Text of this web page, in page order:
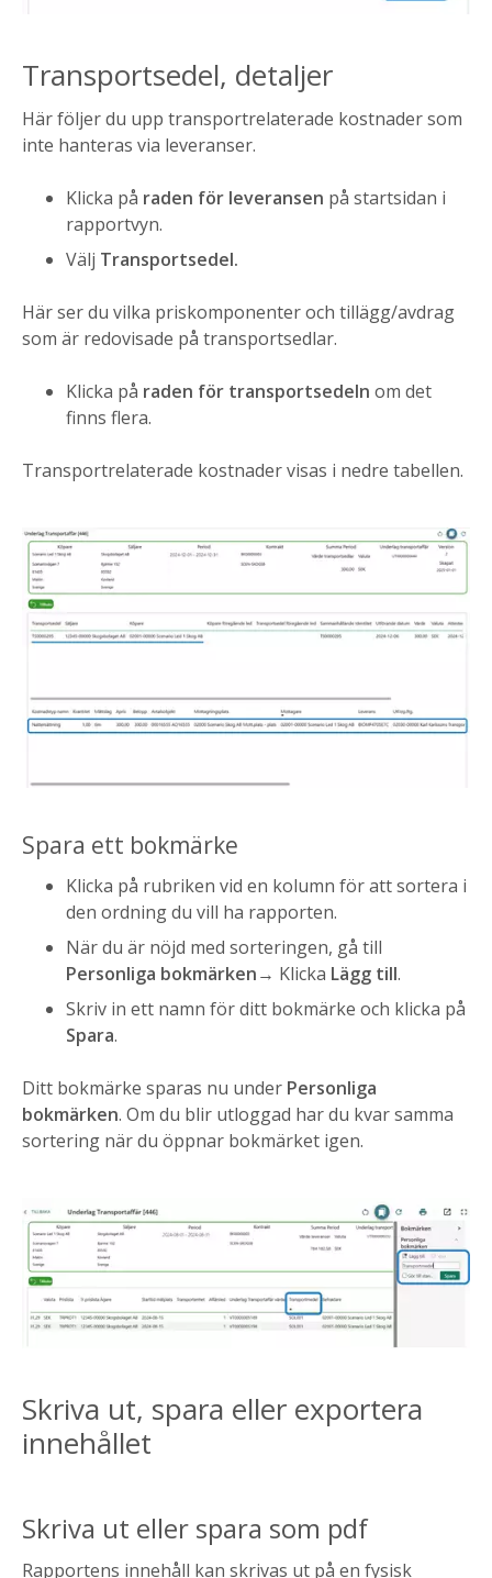
Transportsedel, detaljer
Här följer du upp transportrelaterade kostnader som
inte hanteras via leveranser.
Klicka på raden för leveransen på startsidan i
rapportvyn.
Välj Transportsedel.
Här ser du vilka priskomponenter och tillägg/avdrag
som är redovisade på transportsedlar.
Klicka på raden för transportsedeln om det
finns flera.
Transportrelaterade kostnader visas i nedre tabellen.
Spara ett bokmärke
Klicka på rubriken vid en kolumn för att sortera i
den ordning du vill ha rapporten.
När du är nöjd med sorteringen, gå till
Personliga bokmärken→ Klicka Lägg till.
Skriv in ett namn för ditt bokmärke och klicka på
Spara.
Ditt bokmärke sparas nu under Personliga
bokmärken. Om du blir utloggad har du kvar samma
sortering när du öppnar bokmärket igen.
Skriva ut, spara eller exportera
innehållet
Skriva ut eller spara som pdf
Rapportens innehåll kan skrivas ut på en fysisk